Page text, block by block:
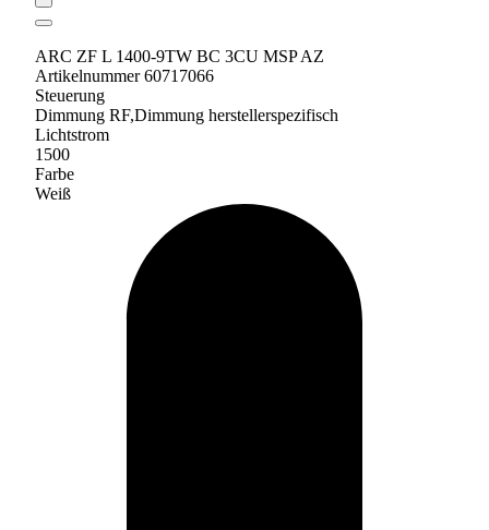
ARC ZF L 1400-9TW BC 3CU MSP AZ
Artikelnummer 60717066
Steuerung
Dimmung RF,Dimmung herstellerspezifisch
Lichtstrom
1500
Farbe
Weiß